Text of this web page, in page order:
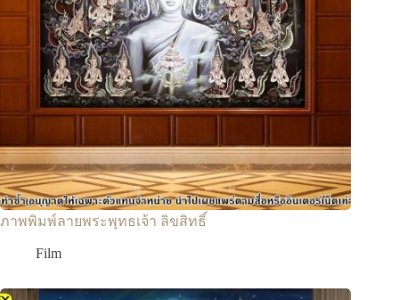
ภาพพิมพ์ลายพระพุทธเจ้า ลิขสิทธิ์
Film